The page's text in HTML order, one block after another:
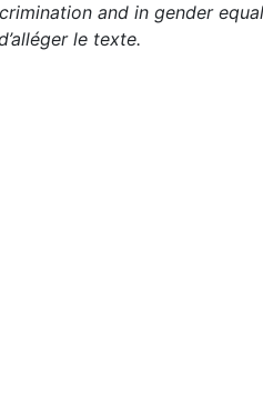
and in gender
le texte.